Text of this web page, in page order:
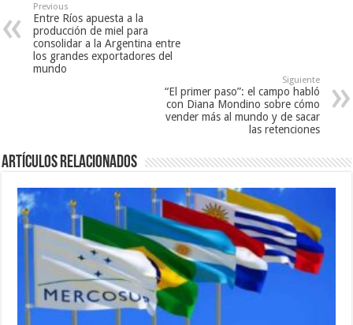
Previous
Entre Ríos apuesta a la
producción de miel para
consolidar a la Argentina entre
los grandes exportadores del
mundo
Siguiente
“El primer paso”: el campo habló
con Diana Mondino sobre cómo
vender más al mundo y de sacar
las retenciones
Artículos relacionados